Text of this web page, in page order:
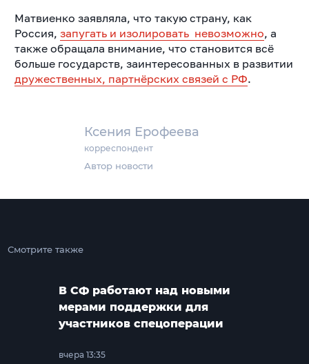
Ксения Ерофеева
корреспондент
Автор новости
Матвиенко заявляла, что такую страну, как
Россия, запугать и изолировать невозможно, а
также обращала внимание, что становится всё
больше государств, заинтересованных в развитии
дружественных, партнёрских связей с РФ.
Смотрите также
В СФ работают над новыми
мерами поддержки для
участников спецоперации
вчера 13:35